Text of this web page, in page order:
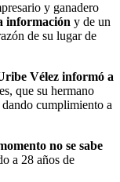
y ganadero
información y de un
de su lugar de
Vélez informó a
que su hermano
dando cumplimiento a
no se sabe
a 28 años de